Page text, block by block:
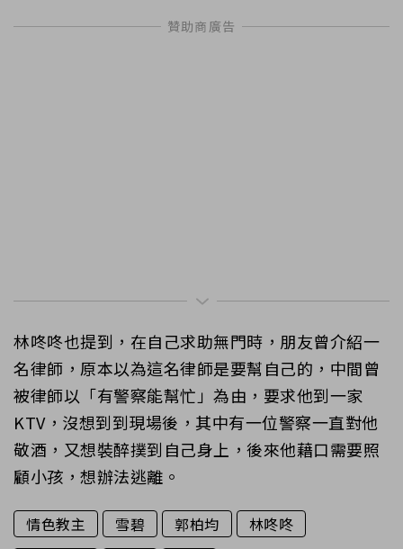
林咚咚也提到，在自己求助無門時，朋友曾介紹一
名律師，原本以為這名律師是要幫自己的，中間曾
被律師以「有警察能幫忙」為由，要求他到一家
KTV，沒想到到現場後，其中有一位警察一直對他
敬酒，又想裝醉撲到自己身上，後來他藉口需要照
顧小孩，想辦法逃離。
情色教主 雪碧 郭柏均
林咚咚